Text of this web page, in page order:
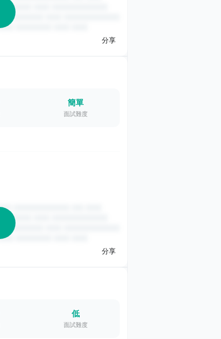
分享
簡單
面試難度
分享
低
面試難度